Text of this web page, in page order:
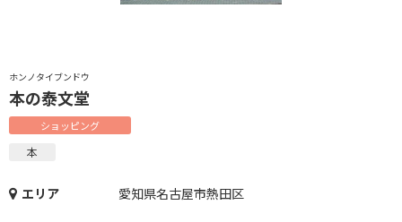
ホンノタイブンドウ
本の泰文堂
ショッピング
本
エリア 愛知県名古屋市熱田区